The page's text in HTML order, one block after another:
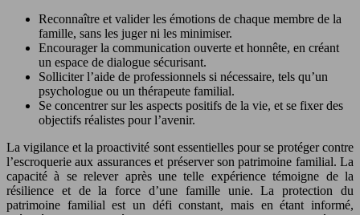
Reconnaître et valider les émotions de chaque membre de la
famille, sans les juger ni les minimiser.
Encourager la communication ouverte et honnête, en créant
un espace de dialogue sécurisant.
Solliciter l’aide de professionnels si nécessaire, tels qu’un
psychologue ou un thérapeute familial.
Se concentrer sur les aspects positifs de la vie, et se fixer des
objectifs réalistes pour l’avenir.
La vigilance et la proactivité sont essentielles pour se protéger contre
l’escroquerie aux assurances et préserver son patrimoine familial. La
capacité à se relever après une telle expérience témoigne de la
résilience et de la force d’une famille unie. La protection du
patrimoine familial est un défi constant, mais en étant informé,